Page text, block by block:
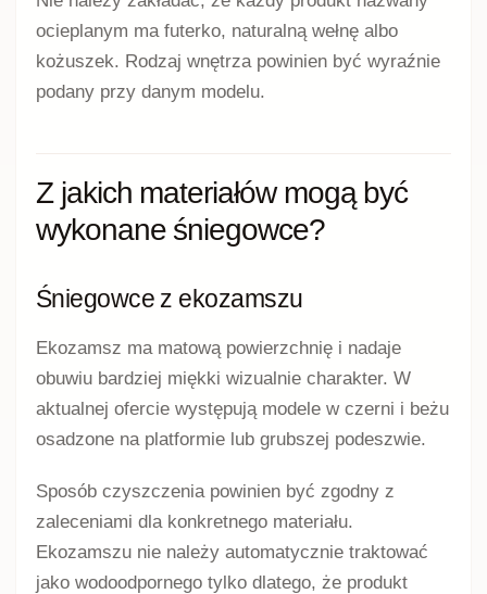
ocieplanym ma futerko, naturalną wełnę albo
kożuszek. Rodzaj wnętrza powinien być wyraźnie
podany przy danym modelu.
Z jakich materiałów mogą być
wykonane śniegowce?
Śniegowce z ekozamszu
Ekozamsz ma matową powierzchnię i nadaje
obuwiu bardziej miękki wizualnie charakter. W
aktualnej ofercie występują modele w czerni i beżu
osadzone na platformie lub grubszej podeszwie.
Sposób czyszczenia powinien być zgodny z
zaleceniami dla konkretnego materiału.
Ekozamszu nie należy automatycznie traktować
jako wodoodpornego tylko dlatego, że produkt